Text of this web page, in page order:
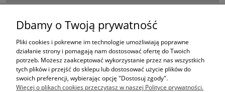
Długość lufy
4,4"
Waga
0,981 KG
Dbamy o Twoją prywatność
Pliki cookies i pokrewne im technologie umożliwiają poprawne
działanie strony i pomagają nam dostosować ofertę do Twoich
potrzeb. Możesz zaakceptować wykorzystanie przez nas wszystkich
tych plików i przejść do sklepu lub dostosować użycie plików do
swoich preferencji, wybierając opcję "Dostosuj zgody".
Więcej o plikach cookies przeczytasz w naszej Polityce prywatności.